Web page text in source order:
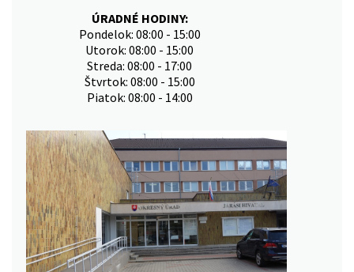
ÚRADNÉ HODINY:
Pondelok: 08:00 - 15:00
Utorok: 08:00 - 15:00
Streda: 08:00 - 17:00
Štvrtok: 08:00 - 15:00
Piatok: 08:00 - 14:00